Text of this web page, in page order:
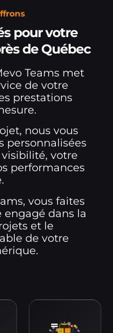
pour votre
de Québec
Teams met
de votre
prestations
nous vous
personnalisées
votre
performances
vous faites
engagé dans la
et le
de votre